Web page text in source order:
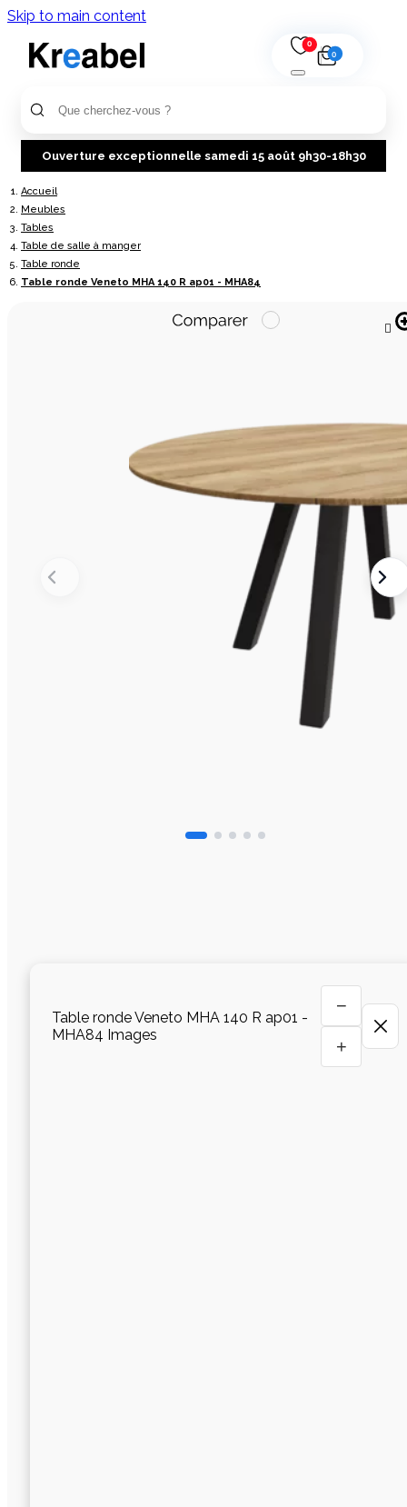
Skip to main content
0
0
Ouverture exceptionnelle samedi 15 août 9h30-18h30
Accueil
Meubles
Tables
Table de salle à manger
Table ronde
Table ronde Veneto MHA 140 R ap01 - MHA84

Table ronde Veneto MHA 140 R ap01 -
MHA84 Images
−
+